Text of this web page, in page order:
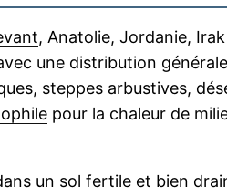
, Anatolie, Jordanie,
une distribution
steppes arbustives,
pour la chaleur de
un sol fertile et bien